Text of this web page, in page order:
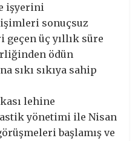
işyerini
sonuçsuz
üç yıllık süre
ödün
sıkı sıkıya sahip
lehine
yönetimi ile Nisan
başlamış ve